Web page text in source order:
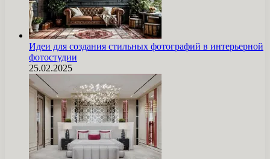
Идеи для создания стильных фотографий в интерьерной
фотостудии
25.02.2025